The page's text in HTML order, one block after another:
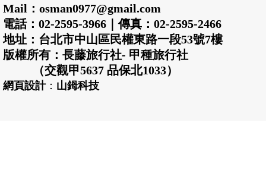
Mail：osman0977@gmail.com
電話：02-2595-3966｜傳真：02-2595-2466
地址：台北市中山區民權東路一段53號7樓
版權所有：長藤旅行社- 甲種旅行社
（交觀甲5637 品保北1033）
網頁設計： 山鉧科技